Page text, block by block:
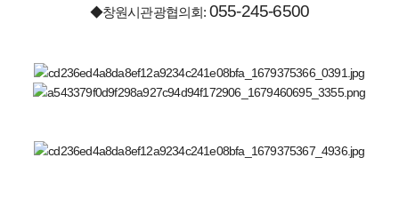
◆창원시관광협의회: 055-245-6500